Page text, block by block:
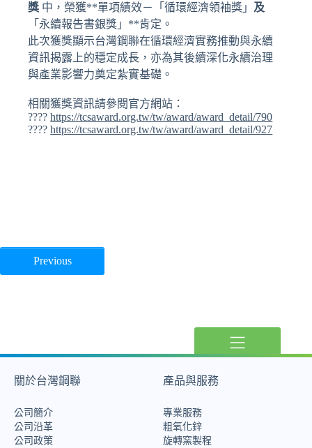
獎 中，榮獲**單項績效－「循環經濟領袖獎」 及
「永續報告書銀獎」**肯定。
此次獲獎顯示台灣鋼聯在循環經濟實務推動與永續
資訊揭露上的穩定成長，亦為其後續深化永續治理
與產業影響力奠定紮實基礎。
相關獲獎資訊請參閱官方網站：
????https://tcsaward.org.tw/tw/award/award_detail/790
????https://tcsaward.org.tw/tw/award/award_detail/927
Previous
關於台灣鋼聯
公司簡介
公司沿革
公司政策
產品與服務
專業服務
粗氧化鋅
旋轉窯製程